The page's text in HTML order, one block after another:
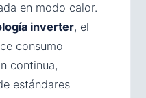
en modo calor.
inverter, el
consumo
continua,
estándares